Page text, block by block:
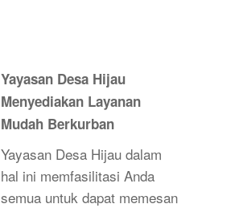
Yayasan Desa Hijau
Menyediakan Layanan
Mudah Berkurban
Yayasan Desa Hijau dalam
hal ini memfasilitasi Anda
semua untuk dapat memesan